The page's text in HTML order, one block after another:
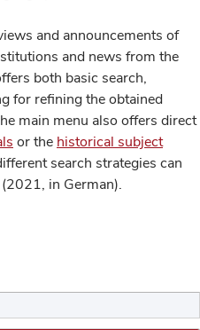
and announcements of
and news from the
both basic search,
for refining the obtained
main menu also offers direct
or the historical subject
search strategies can
(2021, in German).